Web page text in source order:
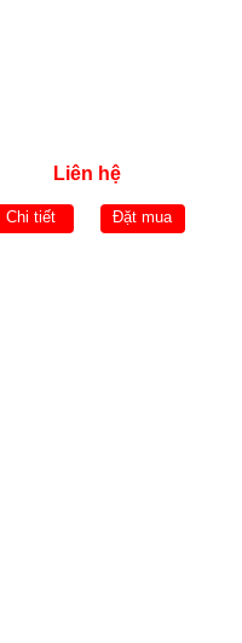
Liên hệ
Chi tiết Đặt mua